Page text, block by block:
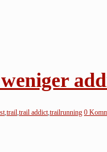
,trail,trail addict,trailrunning 0